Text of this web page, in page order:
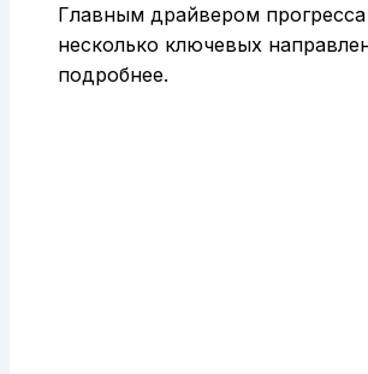
Главным драйвером
несколько ключевых
подробнее.